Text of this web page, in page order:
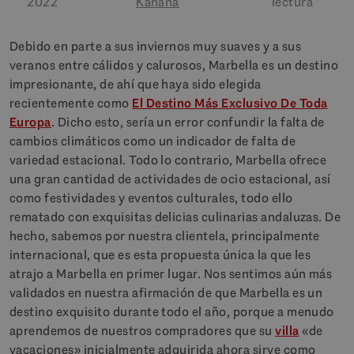
Debido en parte a sus inviernos muy suaves y a sus
veranos entre cálidos y calurosos, Marbella es un destino
impresionante, de ahí que haya sido elegida
recientemente como El Destino Más Exclusivo De Toda
Europa. Dicho esto, sería un error confundir la falta de
cambios climáticos como un indicador de falta de
variedad estacional. Todo lo contrario, Marbella ofrece
una gran cantidad de actividades de ocio estacional, así
como festividades y eventos culturales, todo ello
rematado con exquisitas delicias culinarias andaluzas. De
hecho, sabemos por nuestra clientela, principalmente
internacional, que es esta propuesta única la que les
atrajo a Marbella en primer lugar. Nos sentimos aún más
validados en nuestra afirmación de que Marbella es un
destino exquisito durante todo el año, porque a menudo
aprendemos de nuestros compradores que suvilla«de
vacaciones» inicialmente adquirida ahora sirve como